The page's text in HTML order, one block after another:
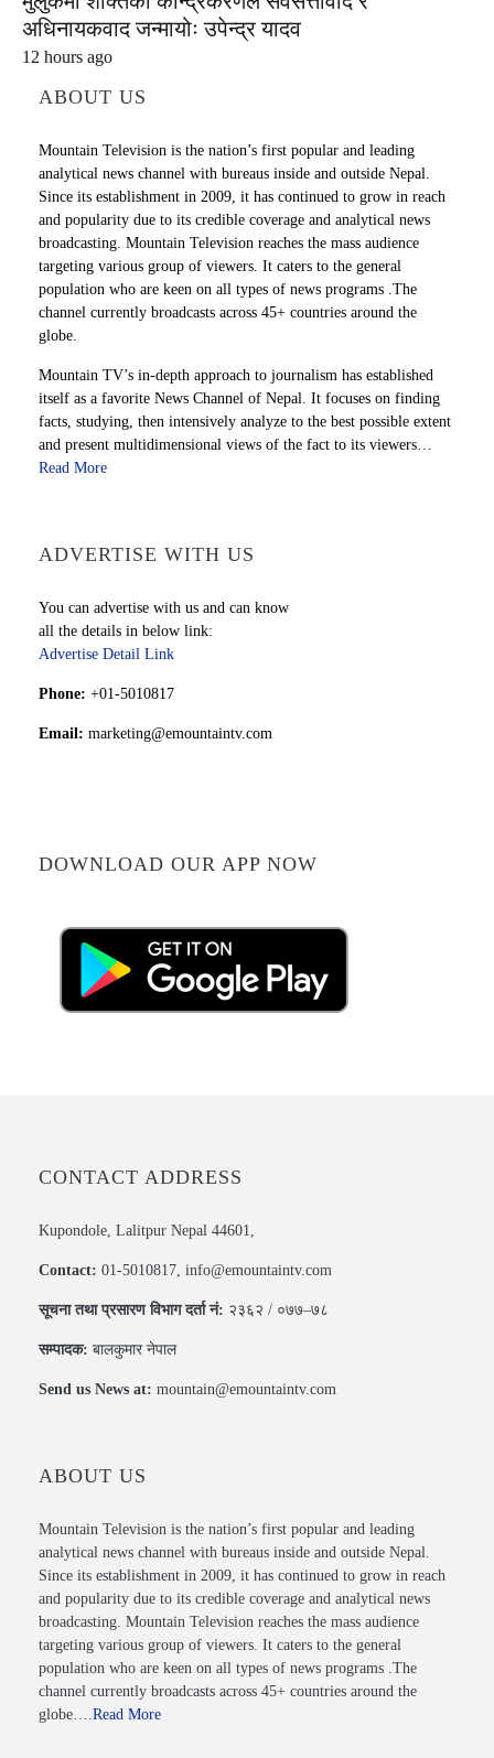
अधिनायकवाद जन्मायोः उपेन्द्र यादव
12 hours ago
ABOUT US
Mountain Television is the nation’s first popular and leading
analytical news channel with bureaus inside and outside Nepal.
Since its establishment in 2009, it has continued to grow in reach
and popularity due to its credible coverage and analytical news
broadcasting. Mountain Television reaches the mass audience
targeting various group of viewers. It caters to the general
population who are keen on all types of news programs .The
channel currently broadcasts across 45+ countries around the
globe.
Mountain TV’s in-depth approach to journalism has established
itself as a favorite News Channel of Nepal. It focuses on finding
facts, studying, then intensively analyze to the best possible extent
and present multidimensional views of the fact to its viewers…
Read More
ADVERTISE WITH US
You can advertise with us and can know
all the details in below link:
Advertise Detail Link
Phone: +01-5010817
Email: marketing@emountaintv.com
DOWNLOAD OUR APP NOW
CONTACT ADDRESS
Kupondole, Lalitpur Nepal 44601,
Contact: 01-5010817, info@emountaintv.com
सूचना तथा प्रसारण विभाग दर्ता नं: २३६२ / ०७७–७८
सम्पादक: बालकुमार नेपाल
Send us News at: mountain@emountaintv.com
ABOUT US
Mountain Television is the nation’s first popular and leading
analytical news channel with bureaus inside and outside Nepal.
Since its establishment in 2009, it has continued to grow in reach
and popularity due to its credible coverage and analytical news
broadcasting. Mountain Television reaches the mass audience
targeting various group of viewers. It caters to the general
population who are keen on all types of news programs .The
channel currently broadcasts across 45+ countries around the
globe…. Read More